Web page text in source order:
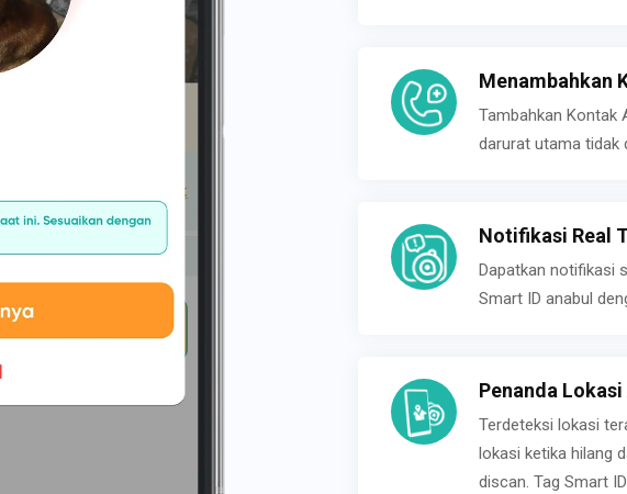
Menambahkan
Tambahkan Kontak
darurat utama tidak
Notifikasi Real
Dapatkan notifikasi
Smart ID anabul
Penanda Lokasi
Terdeteksi lokasi
lokasi ketika hilang
discan. Tag Smart